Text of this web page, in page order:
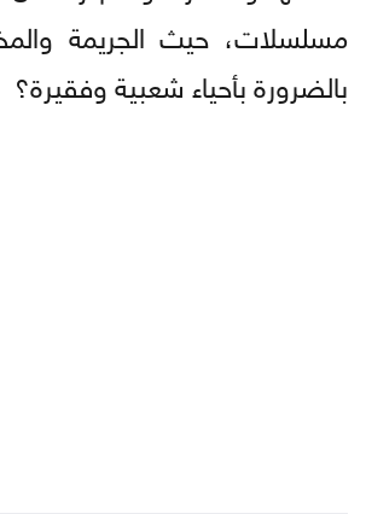
مسلسلات، حيث الجريمة
بالضرورة بأحياء شعبية وفقيرة؟